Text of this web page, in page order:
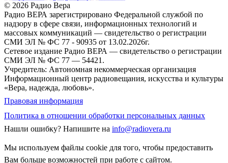
© 2026 Радио Вера
Радио ВЕРА зарегистрировано Федеральной службой по
надзору в сфере связи, информационных технологий и
массовых коммуникаций — свидетельство о регистрации
СМИ ЭЛ № ФС 77 - 90935 от 13.02.2026г.
Сетевое издание Радио ВЕРА — свидетельство о регистрации
СМИ ЭЛ № ФС 77 — 54421.
Учредитель: Автономная некоммерческая организация
Информационный центр радиовещания, искусства и культуры
«Вера, надежда, любовь».
Правовая информация
Политика в отношении обработки персональных данных
Нашли ошибку? Напишите на info@radiovera.ru
Мы используем файлы cookie для того, чтобы предоставить
Вам больше возможностей при работе с сайтом.